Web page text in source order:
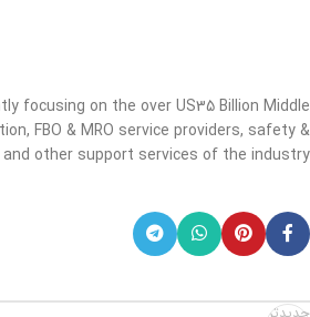
focusing on the over US35 Billion Middle
FBO & MRO service providers, safety &
other support services of the industry.